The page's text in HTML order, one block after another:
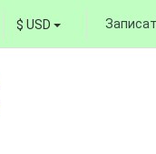
$ USD